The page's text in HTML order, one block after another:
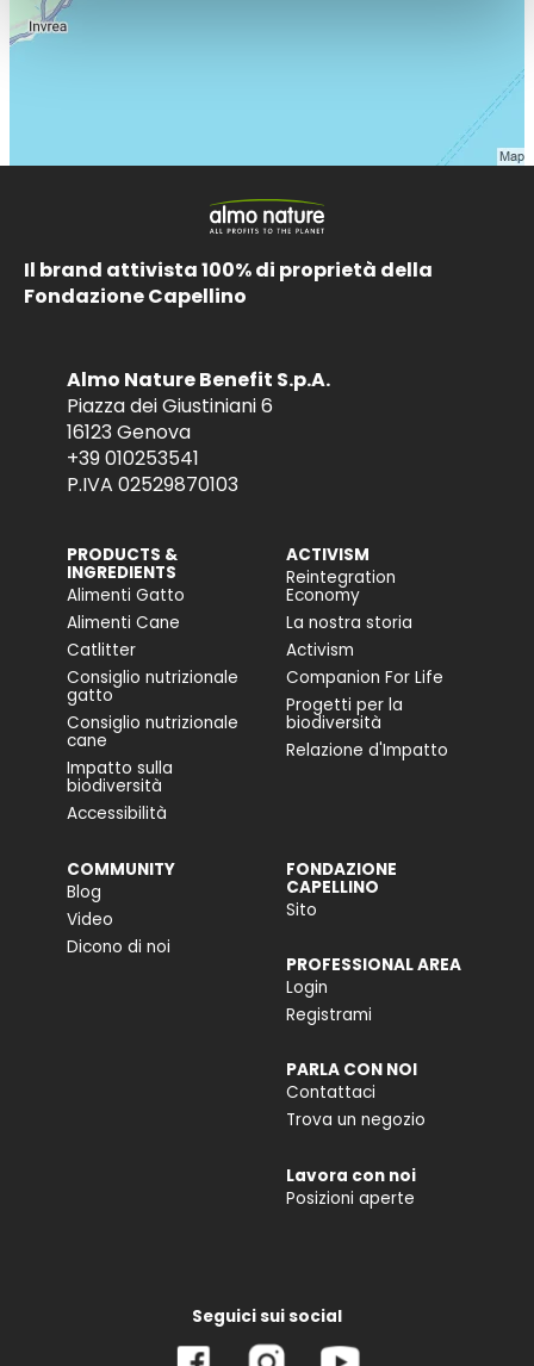
Il brand attivista 100% di proprietà della
Fondazione Capellino
Almo Nature Benefit S.p.A.
Piazza dei Giustiniani 6
16123 Genova
+39 010253541
P.IVA 02529870103
PRODUCTS &
INGREDIENTS
Alimenti Gatto
Alimenti Cane
Catlitter
Consiglio nutrizionale
gatto
Consiglio nutrizionale
cane
Impatto sulla
biodiversità
Accessibilità
ACTIVISM
Reintegration
Economy
La nostra storia
Activism
Companion For Life
Progetti per la
biodiversità
Relazione d'Impatto
COMMUNITY
Blog
Video
Dicono di noi
FONDAZIONE
CAPELLINO
Sito
PROFESSIONAL AREA
Login
Registrami
PARLA CON NOI
Contattaci
Trova un negozio
Lavora con noi
Posizioni aperte
Seguici sui social